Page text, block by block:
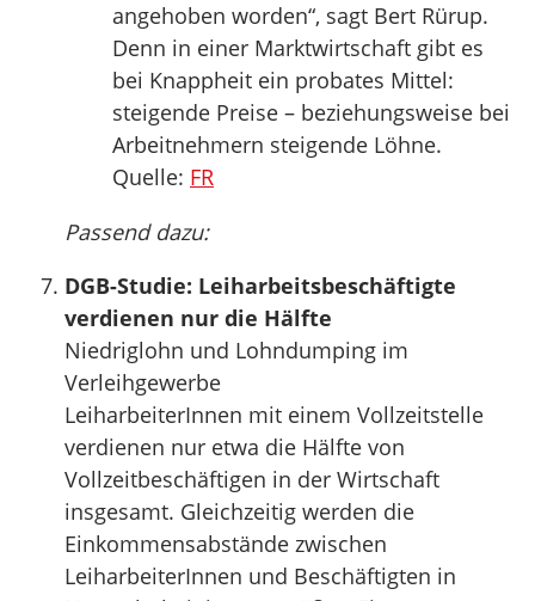
angehoben worden“, sagt Bert Rürup.
Denn in einer Marktwirtschaft gibt es
bei Knappheit ein probates Mittel:
steigende Preise – beziehungsweise bei
Arbeitnehmern steigende Löhne.
Quelle: FR
Passend dazu:
DGB-Studie: Leiharbeitsbeschäftigte
verdienen nur die Hälfte
Niedriglohn und Lohndumping im
Verleihgewerbe
LeiharbeiterInnen mit einem Vollzeitstelle
verdienen nur etwa die Hälfte von
Vollzeitbeschäftigen in der Wirtschaft
insgesamt. Gleichzeitig werden die
Einkommensabstände zwischen
LeiharbeiterInnen und Beschäftigten in